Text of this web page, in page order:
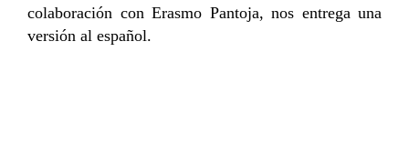
colaboración con Erasmo Pantoja, nos entrega una
versión al español.